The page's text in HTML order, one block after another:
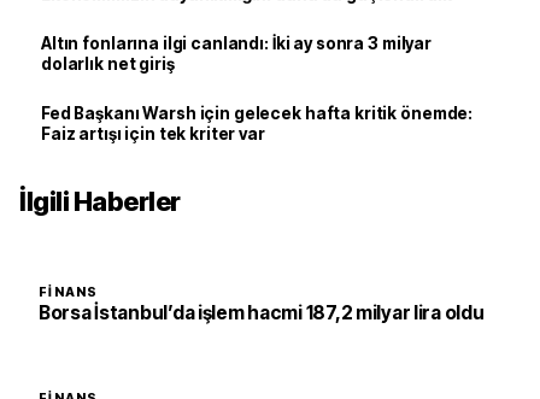
Altın fonlarına ilgi canlandı: İki ay sonra 3 milyar
dolarlık net giriş
Fed Başkanı Warsh için gelecek hafta kritik önemde:
Faiz artışı için tek kriter var
İlgili Haberler
FINANS
Borsa İstanbul’da işlem hacmi 187,2 milyar lira oldu